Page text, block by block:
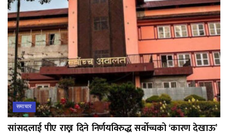
समाचार
सांसदलाई पीए राख्न दिने निर्णयविरुद्ध सर्वोच्चको ‘कारण देखाऊ’